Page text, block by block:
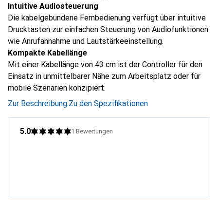
Intuitive Audiosteuerung
Die kabelgebundene Fernbedienung verfügt über intuitive
Drucktasten zur einfachen Steuerung von Audiofunktionen
wie Anrufannahme und Lautstärkeeinstellung.
Kompakte Kabellänge
Mit einer Kabellänge von 43 cm ist der Controller für den
Einsatz in unmittelbarer Nähe zum Arbeitsplatz oder für
mobile Szenarien konzipiert.
Zur Beschreibung·Zu den Spezifikationen
5.0 1 Bewertungen